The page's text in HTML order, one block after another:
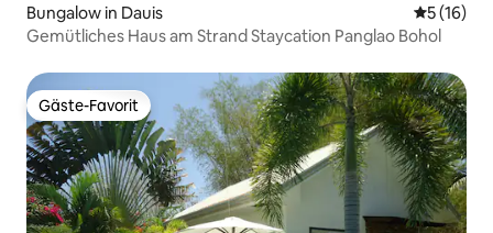
Bungalow in Dauis
5 (16)
Gemütliches Haus am Strand Staycation Panglao Bohol
Gäste-Favorit
Gäste-Favorit